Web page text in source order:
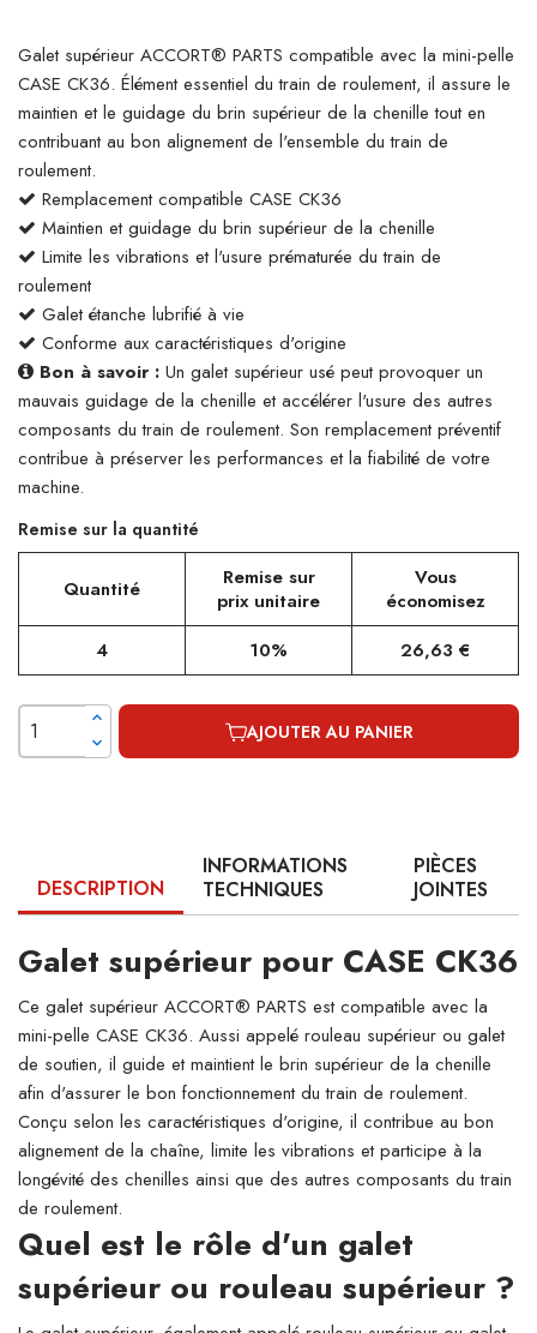
Galet supérieur ACCORT® PARTS compatible avec la mini-pelle
CASE CK36. Élément essentiel du train de roulement, il assure le
maintien et le guidage du brin supérieur de la chenille tout en
contribuant au bon alignement de l'ensemble du train de
roulement.
Remplacement compatible CASE CK36
Maintien et guidage du brin supérieur de la chenille
Limite les vibrations et l'usure prématurée du train de
roulement
Galet étanche lubrifié à vie
Conforme aux caractéristiques d'origine
Bon à savoir : Un galet supérieur usé peut provoquer un
mauvais guidage de la chenille et accélérer l'usure des autres
composants du train de roulement. Son remplacement préventif
contribue à préserver les performances et la fiabilité de votre
machine.
Remise sur la quantité
Quantité
Remise sur
prix unitaire
Vous
économisez
4
10% 26,63 €
AJOUTER AU PANIER
DESCRIPTION
INFORMATIONS
TECHNIQUES
PIÈCES
JOINTES
Galet supérieur pour CASE CK36
Ce galet supérieur ACCORT® PARTS est compatible avec la
mini-pelle CASE CK36. Aussi appelé rouleau supérieur ou galet
de soutien, il guide et maintient le brin supérieur de la chenille
afin d'assurer le bon fonctionnement du train de roulement.
Conçu selon les caractéristiques d'origine, il contribue au bon
alignement de la chaîne, limite les vibrations et participe à la
longévité des chenilles ainsi que des autres composants du train
de roulement.
Quel est le rôle d'un galet
supérieur ou rouleau supérieur ?